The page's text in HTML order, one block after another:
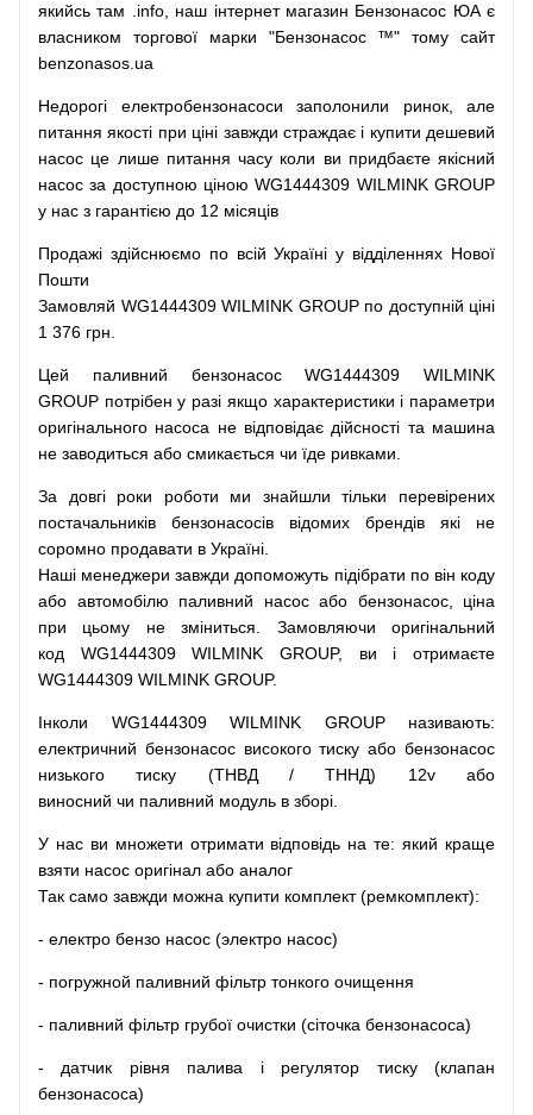
якийсь там .info, наш інтернет магазин Бензонасос ЮА є
власником
торгової марки "Бензонасос ™" тому
сайт
benzonasos.ua
Недорогі електробензонасоси заполонили ринок,
але
питання якості при ціні завжди страждає і купити дешевий
насос це лише питання часу коли ви придбаєте якісний
насос за доступною ціною WG1444309 WILMINK GROUP
у нас з гарантією до 12 місяців
Продажі здійснюємо по всій Україні у відділеннях Нової
Пошти
Замовляй WG1444309 WILMINK GROUP по доступній ціні
1 376 грн.
Цей паливний бензонасосWG1444309 WILMINK
GROUP потрібен у разі якщо характеристики і параметри
оригінального насоса не відповідає дійсності та машина
не заводиться або смикається чи їде ривками
За довгі роки роботи ми знайшли тільки
перевірених
постачальників
бензонасосів відомих брендів які
не
соромно продавати в Україні.
Наші менеджери завжди допоможуть підібрати по він коду
або автомобілю паливний насос або бензонасос,
ціна
при
цьому не зміниться Замовляючи
оригінальний
код WG1444309 WILMINK GROUP, ви і отримаєте
WG1444309 WILMINK GROUP.
Інколи WG1444309 WILMINK GROUP називають:
електричний бензонасос високого тиску або бензонасос
низького
тиску (ТНВД / ТННД) 12v
або
виносний чи паливний модуль в зборі
У нас ви множети отримати відповідь на те: який краще
взяти насос оригінал або аналог
Так само завжди можна купити комплект (ремкомплект):
- електро бензо насос (электро насос)
- погружной паливний фільтр тонкого очищення
- паливний фільтр грубої очистки (сіточка бензонасоса)
- датчик рівня палива і регулятор тиску (клапан
бензонасоса)